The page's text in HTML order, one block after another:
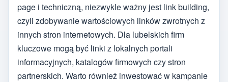
page i techniczną, niezwykle ważny jest link building,
czyli zdobywanie wartościowych linków zwrotnych z
innych stron internetowych. Dla lubelskich firm
kluczowe mogą być linki z lokalnych portali
informacyjnych, katalogów firmowych czy stron
partnerskich. Warto również inwestować w kampanie